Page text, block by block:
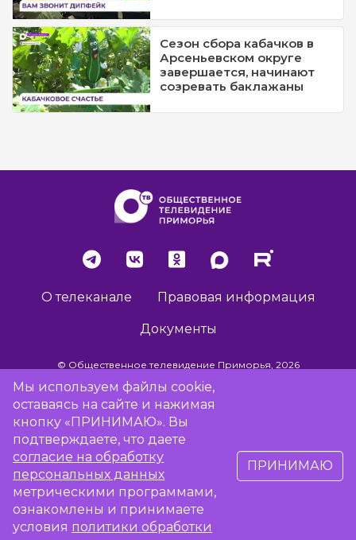
Сезон сбора кабачков в
Арсеньевском округе
завершается, начинают
созревать баклажаны
О телеканале Правовая информация
Документы
© Общественное телевидение Приморья, 2026
Разработка сайта -
Сообщить об отсутствии вещания
Мы используем файлы cookie,
оставаясь на сайте и нажимая
кнопку «ПРИНИМАЮ». Вы
подтверждаете, что даете
согласие на обработку
персональных данных
метрическими программами,
ознакомлены и принимаете
условия политики обработки
ПРИНИМАЮ